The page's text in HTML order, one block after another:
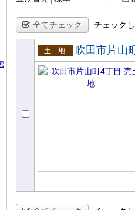
全てチェック チェック
売土地
吹田市片山